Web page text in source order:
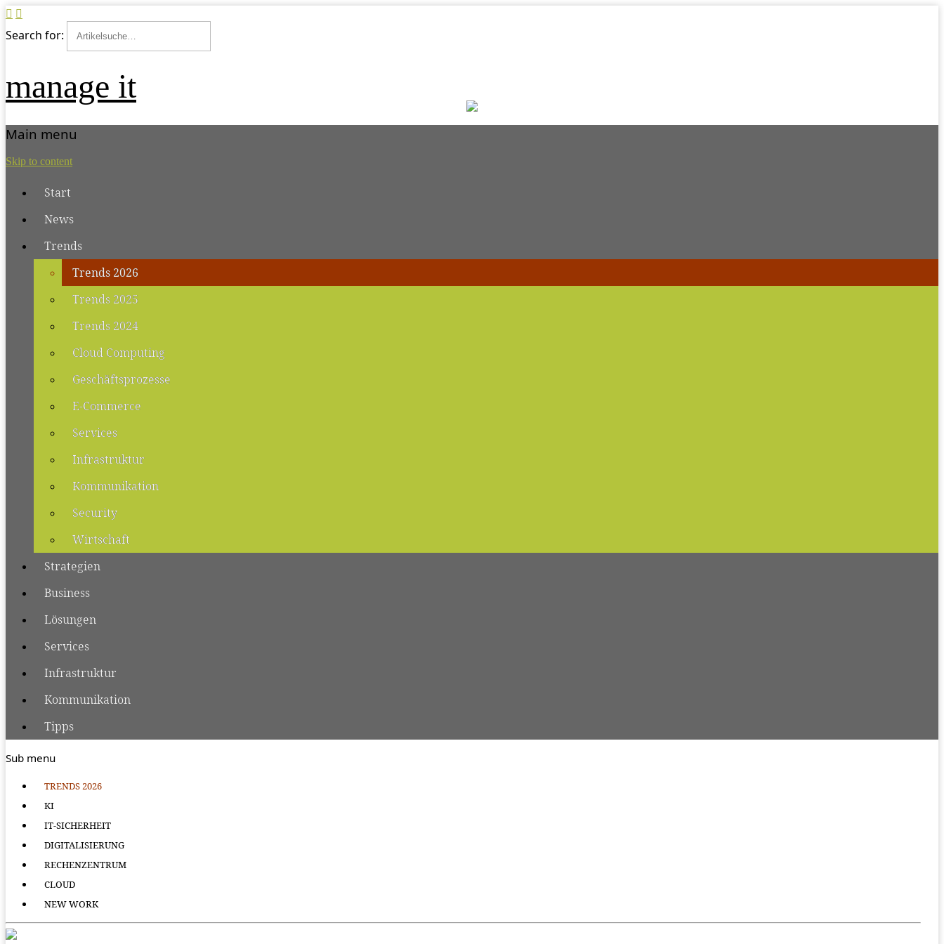
Search for:
manage it
Main menu
Skip to content
Start
News
Trends
Trends 2026
Trends 2025
Trends 2024
Cloud Computing
Geschäftsprozesse
E-Commerce
Services
Infrastruktur
Kommunikation
Security
Wirtschaft
Strategien
Business
Lösungen
Services
Infrastruktur
Kommunikation
Tipps
Sub menu
TRENDS 2026
KI
IT-SICHERHEIT
DIGITALISIERUNG
RECHENZENTRUM
CLOUD
NEW WORK